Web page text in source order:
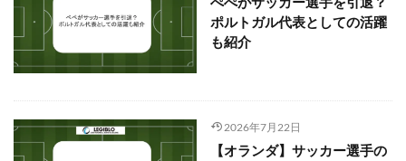
ポルトガル代表としての活躍
も紹介
2026年7月22日
【オランダ】サッカー選手の